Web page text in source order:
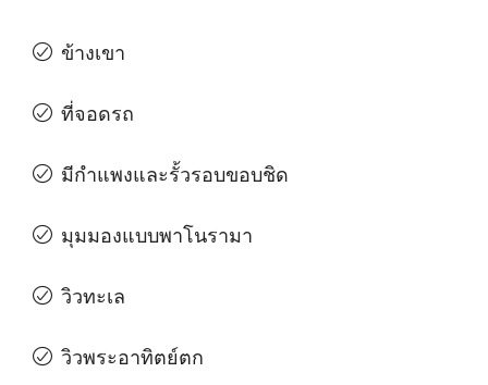
ข้างเขา
ที่จอดรถ
มีกําแพงและรั้วรอบขอบชิด
มุมมองแบบพาโนรามา
วิวทะเล
วิวพระอาทิตย์ตก